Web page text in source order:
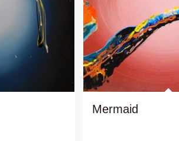
Mermaid